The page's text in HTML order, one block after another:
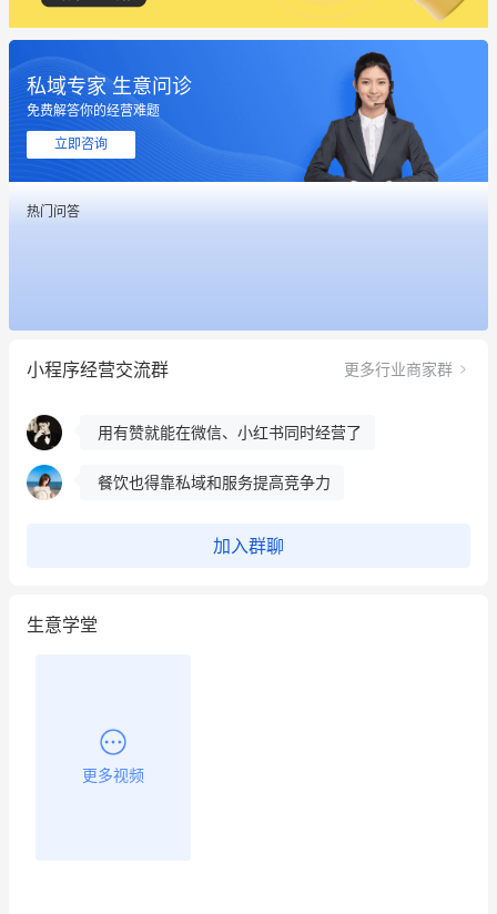
私域专家 生意问诊
免费解答你的经营难题
立即咨询
热门问答
小程序经营交流群 更多行业商家群
这个营销策划案例推荐大家看一下
用有赞就能在微信、小红书同时经营了
餐饮也得靠私域和服务提高竞争力
这个营销策划案例推荐大家看一下
用有赞就能在微信、小红书同时经营了
餐饮也得靠私域和服务提高竞争力
昨晚的直播课程太好啦❤️
加入群聊
生意学堂
更多视频